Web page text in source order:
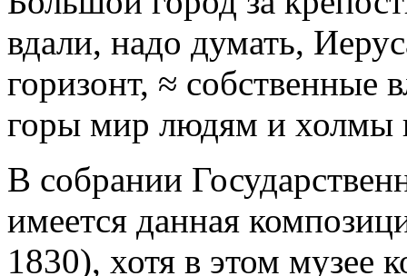
вдали, надо думать,
горизонт, ≈ собственные
горы мир людям и холмы
В собрании
имеется данная
1830), хотя в этом музее